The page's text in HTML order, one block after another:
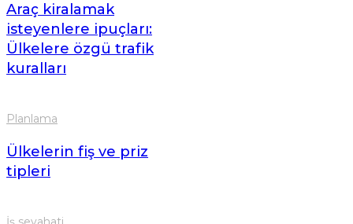
Araç kiralamak
isteyenlere ipuçları:
Ülkelere özgü trafik
kuralları
Planlama
Ülkelerin fiş ve priz
tipleri